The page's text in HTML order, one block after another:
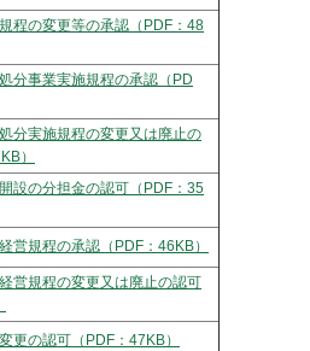
程の変更等の承認（PDF：48
分事業実施規程の承認（PD
分実施規程の変更又は廃止の
）
設の分担金の認可（PDF：35
営規程の承認（PDF：46KB）
営規程の変更又は廃止の認可
更の認可（PDF：47KB）